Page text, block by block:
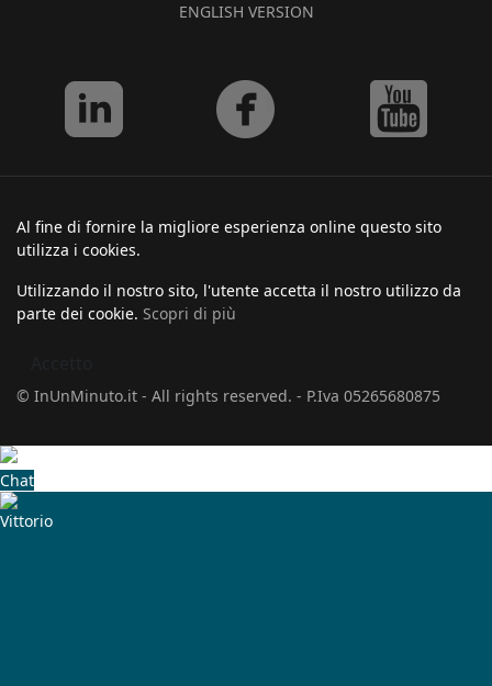
ENGLISH VERSION
Al fine di fornire la migliore esperienza online questo sito
utilizza i cookies.
Utilizzando il nostro sito, l'utente accetta il nostro utilizzo da
parte dei cookie. Scopri di più
© InUnMinuto.it - All rights reserved. - P.Iva 05265680875
Chat
Vittorio